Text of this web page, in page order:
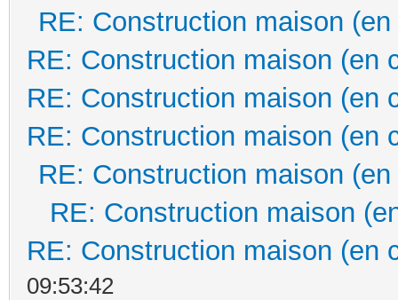
RE: Construction maison
RE: Construction maison (en
RE: Construction maison (en
RE: Construction maison (en
RE: Construction maison
RE: Construction maison
RE: Construction maison (en
09:53:42